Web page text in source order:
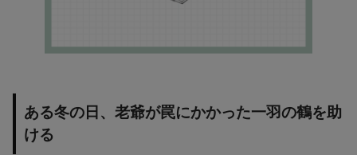
ある冬の日、老爺が罠にかかった一羽の鶴を助
ける